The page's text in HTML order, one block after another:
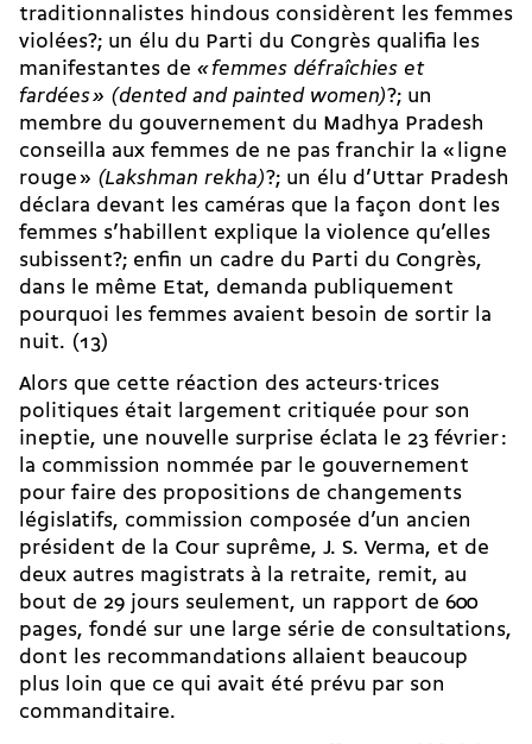
traditionnalistes hindous considèrent les femmes
violées?; un élu du Parti du Congrès qualifia les
manifestantes de «femmes défraîchies et
fardées» (dented and painted women)?; un
membre du gouvernement du Madhya Pradesh
conseilla aux femmes de ne pas franchir la « ligne
rouge » (Lakshman rekha)?; un élu d’Uttar Pradesh
déclara devant les caméras que la façon dont les
femmes s’habillent explique la violence qu’elles
subissent?; enfin un cadre du Parti du Congrès,
dans le même Etat, demanda publiquement
pourquoi les femmes avaient besoin de sortir la
nuit. (13)
Alors que cette réaction des ac­teurs·trices
politiques était largement critiquée pour son
ineptie, une nouvelle surprise éclata le 23 février :
la commission nommée par le gouvernement
pour faire des propositions de changements
législatifs, commission composée d’un ancien
président de la Cour suprême, J. S. Verma, et de
deux autres magistrats à la retraite, remit, au
bout de 29 jours seulement, un rapport de 600
pages, fondé sur une large série de consultations,
dont les recommandations allaient beaucoup
plus loin que ce qui avait été prévu par son
commanditaire.